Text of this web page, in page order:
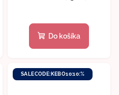
Do košíka
SALECODE:KEBO10:10:%